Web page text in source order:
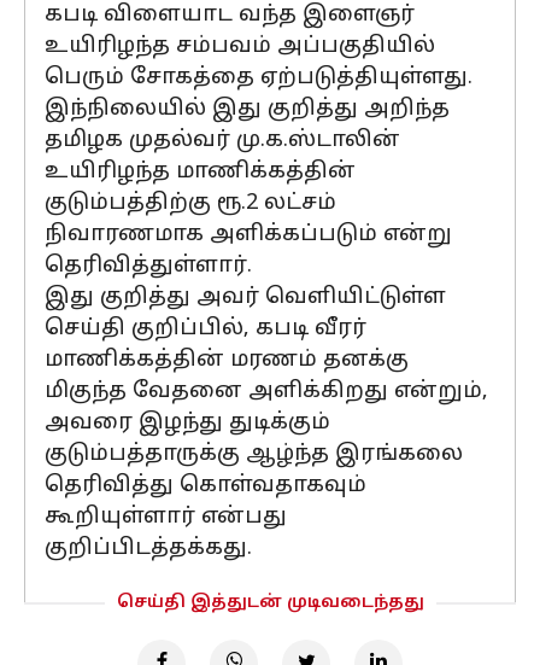
கபடி விளையாட வந்த இளைஞர்
உயிரிழந்த சம்பவம் அப்பகுதியில்
பெரும் சோகத்தை ஏற்படுத்தியுள்ளது.
இந்நிலையில் இது குறித்து அறிந்த
தமிழக முதல்வர் மு.க.ஸ்டாலின்
உயிரிழந்த மாணிக்கத்தின்
குடும்பத்திற்கு ரூ.2 லட்சம்
நிவாரணமாக அளிக்கப்படும் என்று
தெரிவித்துள்ளார்.
இது குறித்து அவர் வெளியிட்டுள்ள
செய்தி குறிப்பில், கபடி வீரர்
மாணிக்கத்தின் மரணம் தனக்கு
மிகுந்த வேதனை அளிக்கிறது என்றும்,
அவரை இழந்து துடிக்கும்
குடும்பத்தாருக்கு ஆழ்ந்த இரங்கலை
தெரிவித்து கொள்வதாகவும்
கூறியுள்ளார் என்பது
குறிப்பிடத்தக்கது.
செய்தி இத்துடன் முடிவடைந்தது